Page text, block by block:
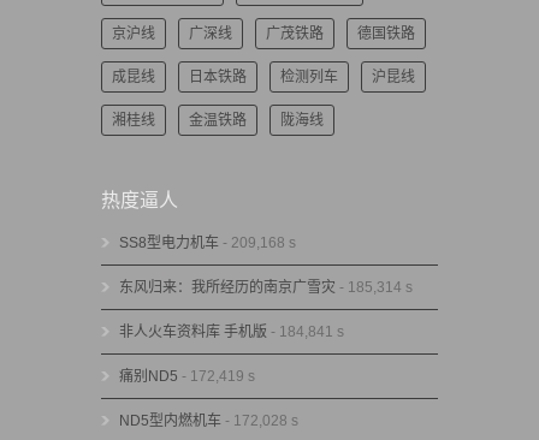
京沪线 广深线 广茂铁路 德国铁路
成昆线 日本铁路 检测列车 沪昆线
湘桂线 金温铁路 陇海线
热度逼人
SS8型电力机车 - 209,168 s
东风归来：我所经历的南京广雪灾 - 185,314 s
非人火车资料库 手机版 - 184,841 s
痛别ND5 - 172,419 s
ND5型内燃机车 - 172,028 s